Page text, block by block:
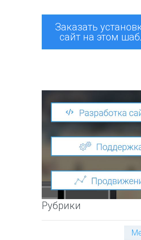
Заказать
сайт на этом
Рубрики